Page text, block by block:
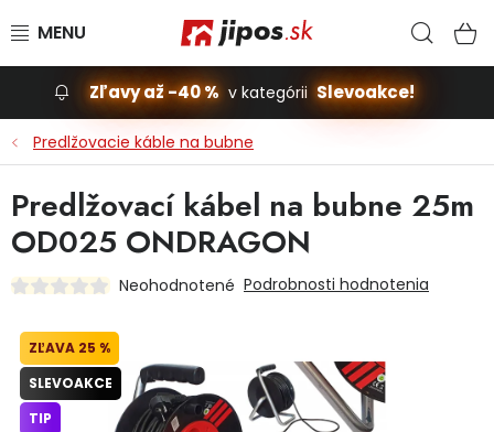
Slevoakce
Stavba, dom
Dielňa
Príslušenstvo pre automobily
Vybavenie a hračky pre deti
Zľavy až -40 % v kategórii Slevoakce!
Predlžovacie káble na bubne
Predlžovací kábel na bubne 25m
OD025 ONDRAGON
Neohodnotené Podrobnosti hodnotenia
25 %
SLEVOAKCE
TIP